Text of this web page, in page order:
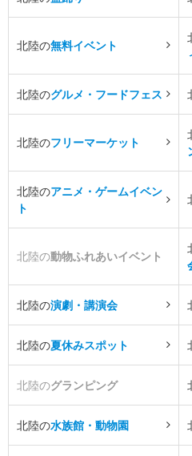
北陸の無料イベント
北陸のグルメ・フードフェス
北陸のフリーマーケット
北陸のアニメ・ゲームイベン
ト
北陸の動物ふれあいイベント
北陸の演劇・講演会
北陸の夏休みスポット
北陸のグランピング
北陸の水族館・動物園